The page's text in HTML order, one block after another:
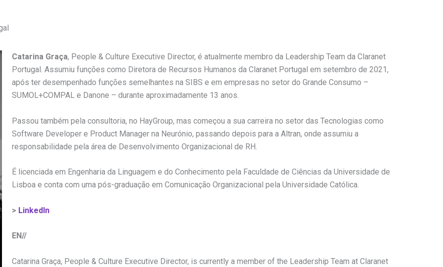
Catarina Graça, People & Culture Executive Director, é atualmente membro da Leadership Team da Claranet
Portugal. Assumiu funções como Diretora de Recursos Humanos da Claranet Portugal em setembro de 2021,
após ter desempenhado funções semelhantes na SIBS e em empresas no setor do Grande Consumo –
SUMOL+COMPAL e Danone – durante aproximadamente 13 anos.
Passou também pela consultoria, no HayGroup, mas começou a sua carreira no setor das Tecnologias como
Software Developer e Product Manager na Neurónio, passando depois para a Altran, onde assumiu a
responsabilidade pela área de Desenvolvimento Organizacional de RH.
É licenciada em Engenharia da Linguagem e do Conhecimento pela Faculdade de Ciências da Universidade de
Lisboa e conta com uma pós-graduação em Comunicação Organizacional pela Universidade Católica.
> LinkedIn
EN//
Catarina Graça, People & Culture Executive Director, is currently a member of the Leadership Team at Claranet